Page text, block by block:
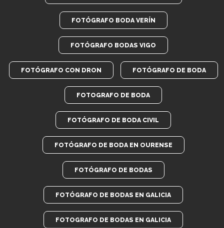
FOTÓGRAFO BODA VERÍN
FOTÓGRAFO BODAS VIGO
FOTÓGRAFO CON DRON FOTÓGRAFO DE BODA
FOTOGRAFO DE BODA
FOTÓGRAFO DE BODA CIVIL
FOTÓGRAFO DE BODA EN OURENSE
FOTÓGRAFO DE BODAS
FOTÓGRAFO DE BODAS EN GALICIA
FOTOGRAFO DE BODAS EN GALICIA